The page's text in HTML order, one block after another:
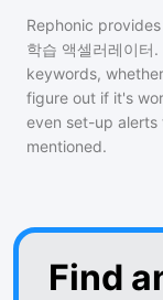
Rephonic
학습 액셀러레이터.
keywords,
figure out if it's
even set-up
mentioned.
Find